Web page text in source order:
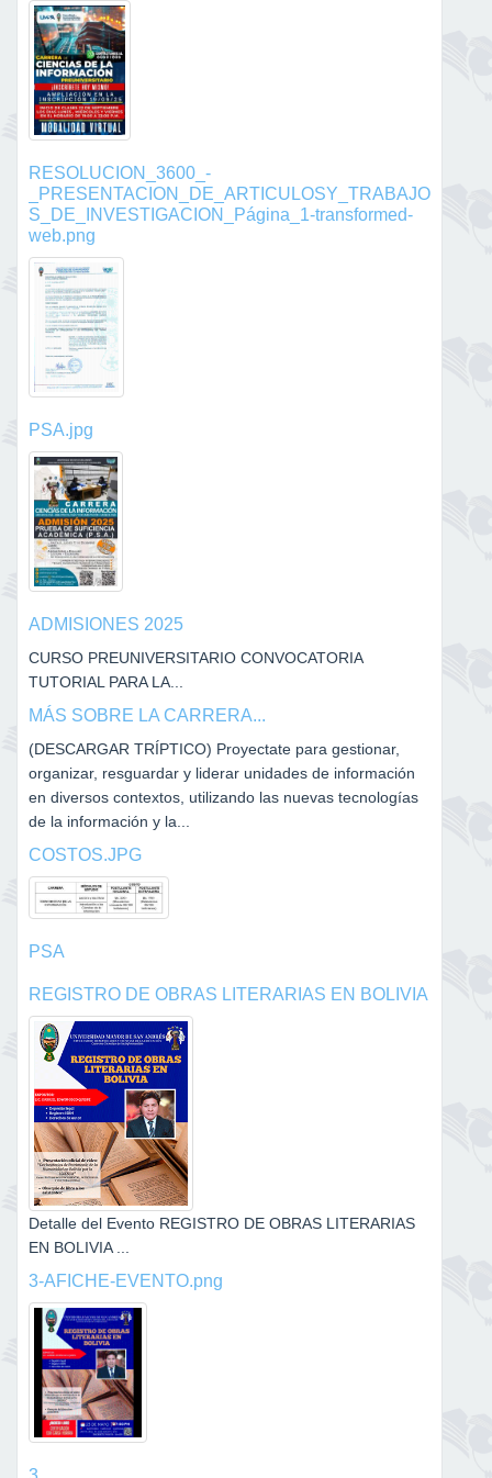
RESOLUCION_3600_-
_PRESENTACION_DE_ARTICULOSY_TRABAJO
S_DE_INVESTIGACION_Página_1-transformed-
web.png
PSA.jpg
ADMISIONES 2025
CURSO PREUNIVERSITARIO CONVOCATORIA
TUTORIAL PARA LA...
MÁS SOBRE LA CARRERA...
(DESCARGAR TRÍPTICO) Proyectate para gestionar,
organizar, resguardar y liderar unidades de información
en diversos contextos, utilizando las nuevas tecnologías
de la información y la...
COSTOS.JPG
PSA
REGISTRO DE OBRAS LITERARIAS EN BOLIVIA
Detalle del Evento REGISTRO DE OBRAS LITERARIAS
EN BOLIVIA ...
3-AFICHE-EVENTO.png